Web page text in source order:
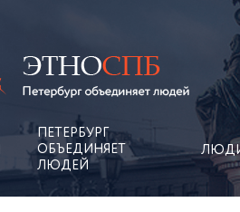
ПЕТЕРБУРГ
ОБЪЕДИНЯЕТ
ЛЮДЕЙ